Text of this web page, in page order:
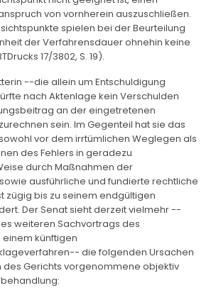
von vornherein auszuschließen.
spielen bei der Beurteilung
der Verfahrensdauer ohnehin keine
17/3802, S. 19).
--die allein um Entschuldigung
nach Aktenlage kein Verschulden
an der eingetretenen
sein. Im Gegenteil hat sie das
vor dem irrtümlichen Weglegen als
des Fehlers in geradezu
durch Maßnahmen der
ausführliche und fundierte rechtliche
zügig bis zu seinem endgültigen
Der Senat sieht derzeit vielmehr --
weiteren Sachvortrags des
künftigen
die folgenden Ursachen
des Gerichts vorgenommene objektiv